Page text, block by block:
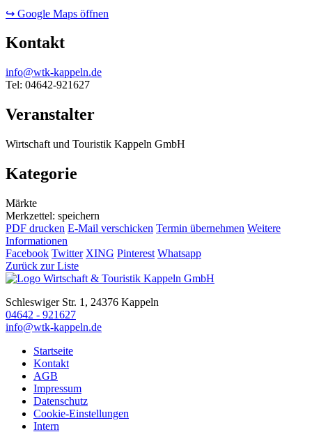
↪ Google Maps öffnen
Kontakt
info@wtk-kappeln.de
Tel: 04642-921627
Veranstalter
Wirtschaft und Touristik Kappeln GmbH
Kategorie
Märkte
Merkzettel: speichern
PDF drucken E-Mail verschicken Termin übernehmen Weitere
Informationen
Facebook Twitter XING Pinterest Whatsapp
Zurück zur Liste
Schleswiger Str. 1, 24376 Kappeln
04642 - 921627
info@wtk-kappeln.de
Startseite
Kontakt
AGB
Impressum
Datenschutz
Cookie-Einstellungen
Intern